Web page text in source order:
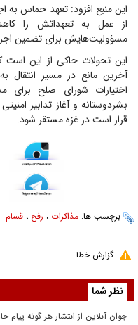
این منبع افزود: تعهد حماس به
از عمل به تعهداتش را
مسؤولیت‌هایش برای تضمین
این تحولات حاکی از این است
آخرین مانع در مسیر انتقال
اختیارات شورای صلح برای
بشردوستانه و آغاز تدابیر
قرار است در غزه مستقر شود.
برچسب ها: مذاکرات ، رفح ، قسام
گزارش خطا
نظر شما
جوان آنلاين از انتشار هر گونه پيام